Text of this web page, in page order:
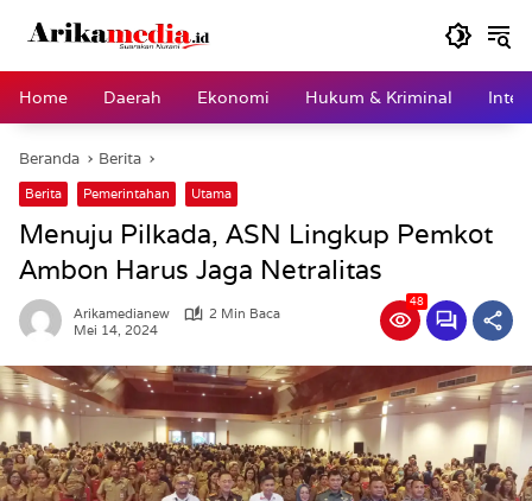
Home
Daerah Ekonomi Hukum & Kriminal
Beranda Berita
Berita Pemerintahan Utama
Menuju Pilkada, ASN Lingkup Pemkot
Ambon Harus Jaga Netralitas
Arikamedianew
2 Min Baca
Mei 14, 2024
48